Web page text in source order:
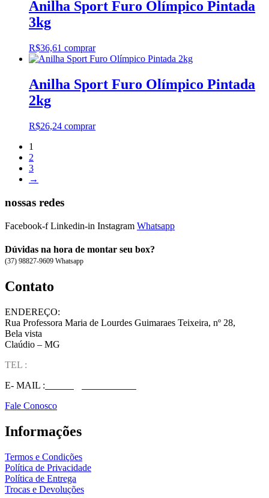
Anilha Sport Furo Olímpico Pintada
3kg
R$36,61 comprar
Anilha Sport Furo Olímpico Pintada
2kg
R$26,24 comprar
1
2
3
→
nossas redes
Facebook-f Linkedin-in Instagram Whatsapp
Dúvidas na hora de montar seu box?
(37) 98827-9609 Whatsapp
Contato
ENDEREÇO:
Rua Professora Maria de Lourdes Guimaraes Teixeira, nº 28,
Bela vista
Claúdio – MG
TEL :
E- MAIL :
Fale Conosco
Informações
Termos e Condições
Política de Privacidade
Política de Entrega
Trocas e Devoluções